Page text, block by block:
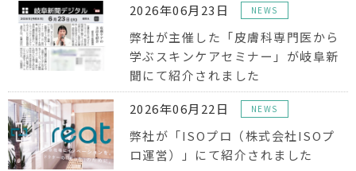
2026年06月23日 NEWS
弊社が主催した「皮膚科専門医から
学ぶスキンケアセミナー」が岐阜新
聞にて紹介されました
2026年06月22日 NEWS
弊社が「ISOプロ（株式会社ISOプ
ロ運営）」にて紹介されました